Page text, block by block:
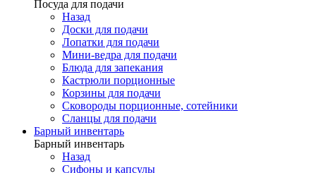
Посуда для подачи
Назад
Доски для подачи
Лопатки для подачи
Мини-ведра для подачи
Блюда для запекания
Кастрюли порционные
Корзины для подачи
Сковороды порционные, сотейники
Сланцы для подачи
Барный инвентарь
Барный инвентарь
Назад
Сифоны и капсулы